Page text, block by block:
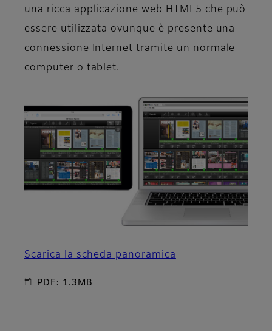
una ricca applicazione web HTML5 che può
essere utilizzata ovunque è presente una
connessione Internet tramite un normale
computer o tablet.
Scarica la scheda panoramica
PDF: 1.3MB